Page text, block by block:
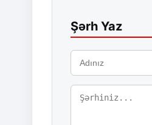
Şərh Yaz